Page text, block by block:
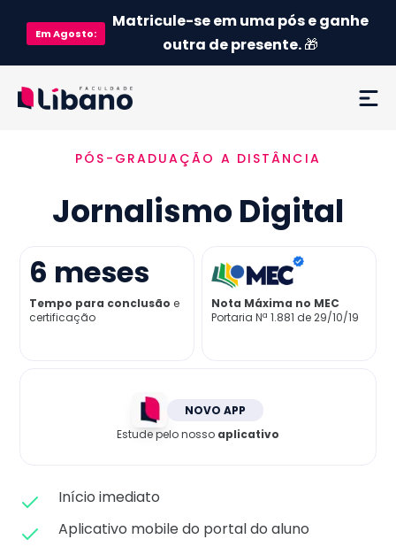
EmAgosto:
Matricule-se em uma pós e ganhe
outra de presente.🎁
Ementa
Como funciona
Credenciamento MEC
Preço
PÓS-GRADUAÇÃO A DISTÂNCIA
Jornalismo Digital
6 meses
Tempo para conclusão e
certificação
Nota Máxima no MEC
Portaria Nª 1.881 de 29/10/19
NOVO APP
Estude pelo nosso aplicativo
Início imediato
Aplicativo mobile do portal do aluno